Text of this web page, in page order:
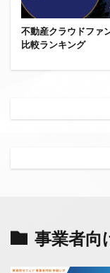
不動産クラウドファ
比較ランキング
事業者向